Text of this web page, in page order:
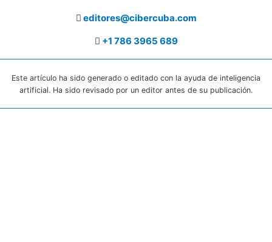
editores@cibercuba.com
+1 786 3965 689
Este artículo ha sido generado o editado con la ayuda de inteligencia
artificial. Ha sido revisado por un editor antes de su publicación.